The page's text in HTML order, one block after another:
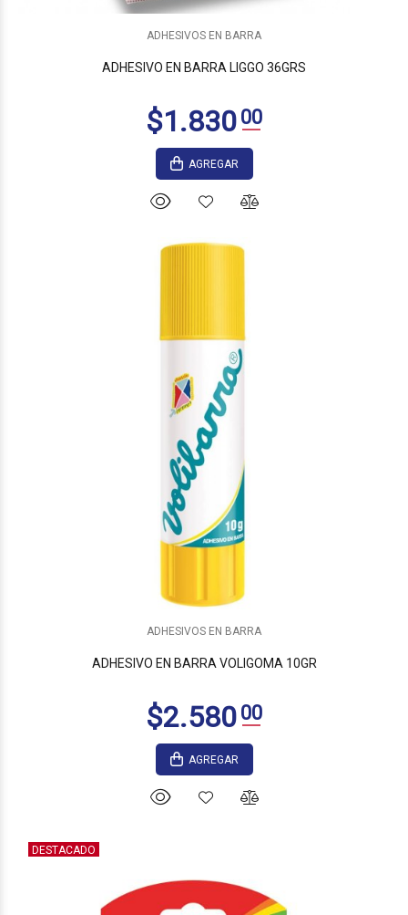
ADHESIVOS EN BARRA
ADHESIVO EN BARRA LIGGO 36GRS
AGREGAR
ADHESIVOS EN BARRA
ADHESIVO EN BARRA VOLIGOMA 10GR
AGREGAR
DESTACADO